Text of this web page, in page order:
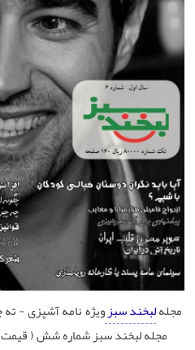
مجلهلبخند سبز
مجله لبخند سبز شماره شش ( قیمت 500 تومان)